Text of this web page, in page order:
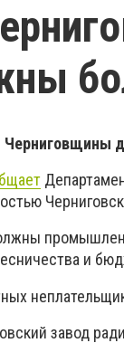
Черниговщины
и
завод